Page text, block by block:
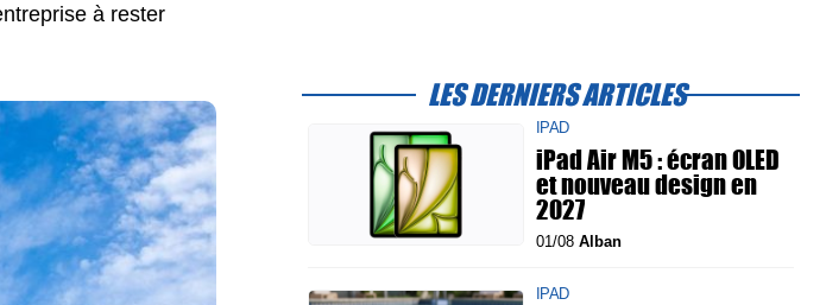
à rester
LES DERNIERS ARTICLES
IPAD
iPad Air M5 : écran OLED
et nouveau design en
2027
01/08 Alban
IPAD